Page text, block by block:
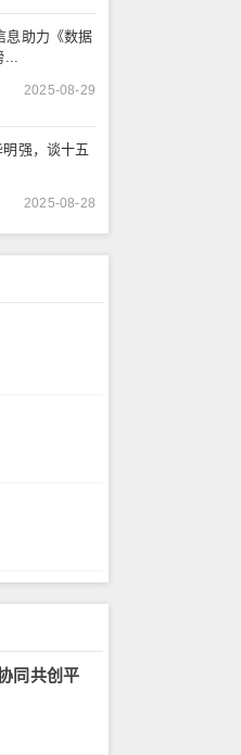
息助力《数据
...
2025-08-29
强，谈十五
2025-08-28
同共创平